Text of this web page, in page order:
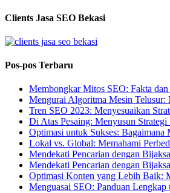
Clients Jasa SEO Bekasi
Pos-pos Terbaru
Membongkar Mitos SEO: Fakta
Mengurai Algoritma Mesin Telusur:
Tren SEO 2023: Menyesuaikan
Di Atas Pesaing: Menyusun
Optimasi untuk Sukses:
Lokal vs. Global: Memahami
Mendekati Pencarian dengan
Mendekati Pencarian dengan
Optimasi Konten yang Lebih Baik:
Menguasai SEO: Panduan